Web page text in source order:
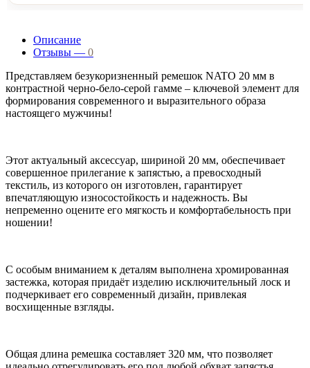
Описание
Отзывы — 0
Представляем безукоризненный ремешок NATO 20 мм в
контрастной черно-бело-серой гамме – ключевой элемент для
формирования современного и выразительного образа
настоящего мужчины!
Этот актуальный аксессуар, шириной 20 мм, обеспечивает
совершенное прилегание к запястью, а превосходный
текстиль, из которого он изготовлен, гарантирует
впечатляющую износостойкость и надежность. Вы
непременно оцените его мягкость и комфортабельность при
ношении!
С особым вниманием к деталям выполнена хромированная
застежка, которая придаёт изделию исключительный лоск и
подчеркивает его современный дизайн, привлекая
восхищенные взгляды.
Общая длина ремешка составляет 320 мм, что позволяет